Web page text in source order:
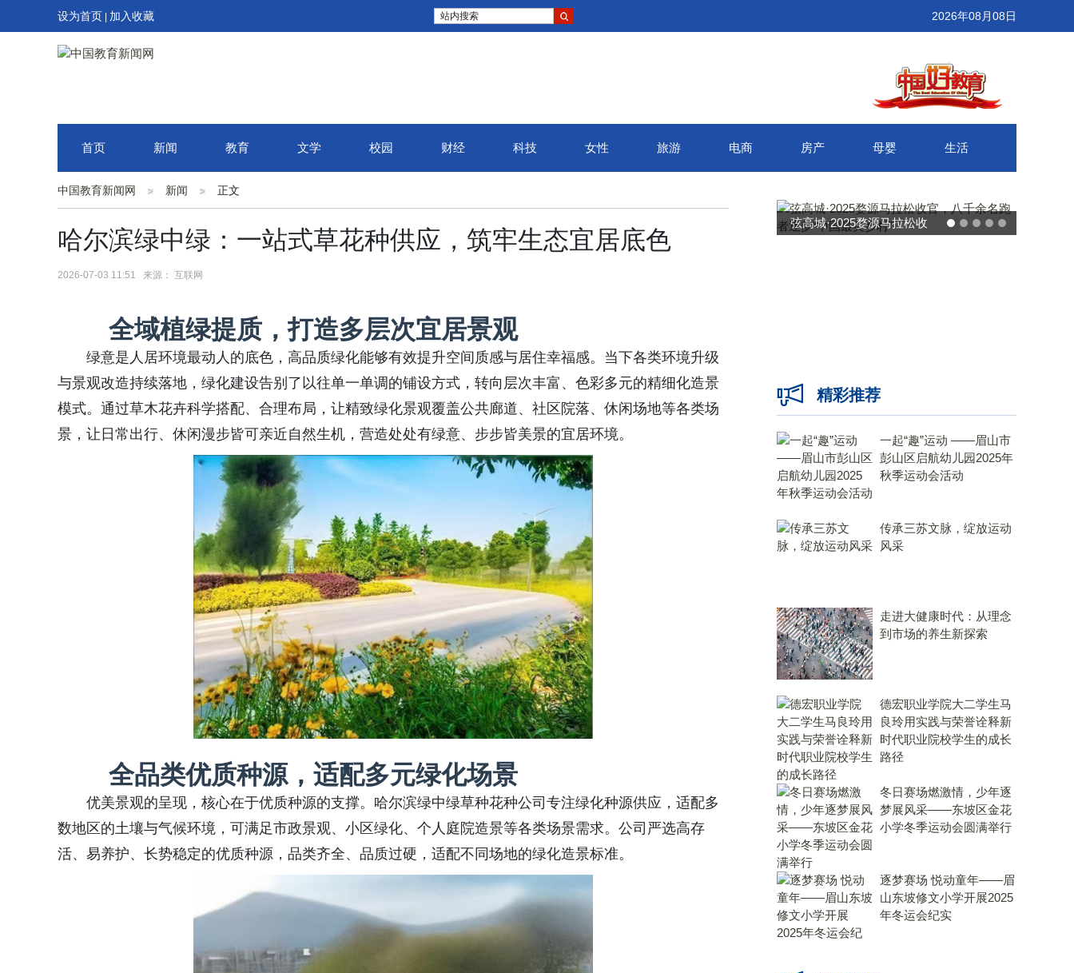
设为首页 加入收藏 站内搜索 2026年08月08日
首页 新闻 教育 文学 校园 财经 科技 女性 旅游 电商 房产 母婴 生活
中国教育新闻网 新闻 正文
哈尔滨绿中绿：一站式草花种供应，筑牢生态宜居底色
2026-07-03 11:51 来源： 互联网
全域植绿提质，打造多层次宜居景观
绿意是人居环境最动人的底色，高品质绿化能够有效提升空间质感与居住幸福感。当下各类环境升级
与景观改造持续落地，绿化建设告别了以往单一单调的铺设方式，转向层次丰富、色彩多元的精细化造景
模式。通过草木花卉科学搭配、合理布局，让精致绿化景观覆盖公共廊道、社区院落、休闲场地等各类场
景，让日常出行、休闲漫步皆可亲近自然生机，营造处处有绿意、步步皆美景的宜居环境。
全品类优质种源，适配多元绿化场景
优美景观的呈现，核心在于优质种源的支撑。哈尔滨绿中绿草种花种公司专注绿化种源供应，适配多
数地区的土壤与气候环境，可满足市政景观、小区绿化、个人庭院造景等各类场景需求。公司严选高存
活、易养护、长势稳定的优质种源，品类齐全、品质过硬，适配不同场地的绿化造景标准。
弦高城·2025婺源马拉松收
精彩推荐
一起“趣”运动 ——眉山市
彭山区启航幼儿园2025年
秋季运动会活动
传承三苏文脉，绽放运动
风采
走进大健康时代：从理念
到市场的养生新探索
德宏职业学院大二学生马
良玲用实践与荣誉诠释新
时代职业院校学生的成长
路径
冬日赛场燃激情，少年逐
梦展风采——东坡区金花
小学冬季运动会圆满举行
逐梦赛场 悦动童年——眉
山东坡修文小学开展2025
年冬运会纪实